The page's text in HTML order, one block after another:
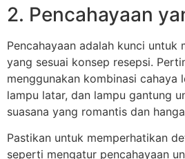
2. Pencahayaan
Pencahayaan adalah kunci untuk
yang sesuai konsep resepsi.
menggunakan kombinasi cahaya
lampu latar, dan lampu gantung
suasana yang romantis dan
Pastikan untuk memperhatikan
seperti mengatur pencahayaan